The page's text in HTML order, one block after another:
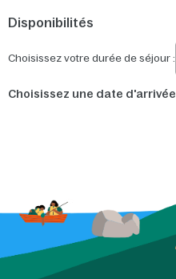
Disponibilités
Choisissez votre durée de séjour :
Choisissez une date d'arrivée